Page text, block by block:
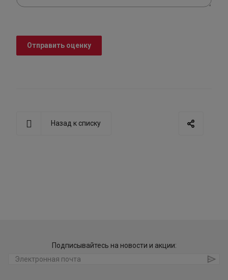
Отправить оценку
Назад к списку
Подписывайтесь на новости и акции: